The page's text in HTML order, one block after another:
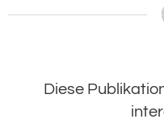
Diese